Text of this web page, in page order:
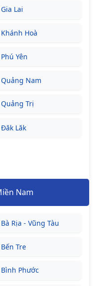
Gia Lai
Khánh Hoà
Phú Yên
Quảng Nam
Quảng Trị
Đăk Lăk
Nam
Bà Rịa - Vũng Tàu
Bến Tre
Bình Phước